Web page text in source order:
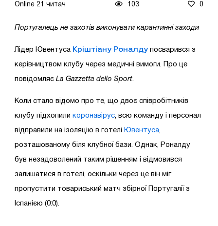
Online 21 читач 103 0
Португалець не захотів виконувати карантинні заходи
Лідер Ювентуса Кріштіану Роналду посварився з
керівництвом клубу через медичні вимоги. Про це
повідомляє La Gazzetta dello Sport
Коли стало відомо про те, що двоє співробітників
клубу підхопили коронавірус , всю команду і персонал
відправили на ізоляцію в готелі Ювентуса
розташованому біля клубної бази. Однак, Роналду
був незадоволений таким рішенням і відмовився
залишатися в готелі, оскільки через це він міг
пропустити товариський матч збірної Португалії з
Іспанією (0:0).